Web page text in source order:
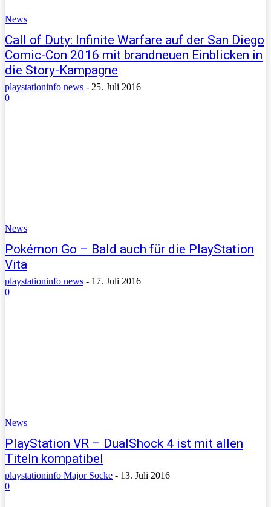
News
Call of Duty: Infinite Warfare auf der San Diego
Comic-Con 2016 mit brandneuen Einblicken in
die Story-Kampagne
playstationinfo news - 25. Juli 2016
0
News
Pokémon Go – Bald auch für die PlayStation
Vita
playstationinfo news - 17. Juli 2016
0
News
PlayStation VR – DualShock 4 ist mit allen
Titeln kompatibel
playstationinfo Major Socke - 13. Juli 2016
0